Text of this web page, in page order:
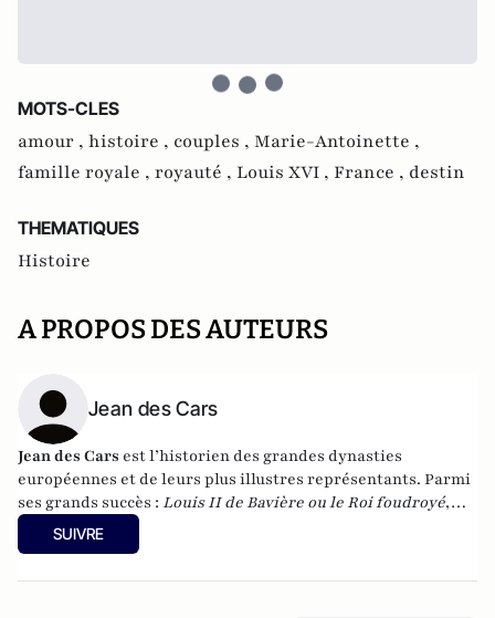
MOTS-CLES
amour , histoire , couples , Marie-Antoinette ,
famille royale , royauté , Louis XVI , France , destin
THEMATIQUES
Histoire
A PROPOS DES AUTEURS
Jean des Cars
Jean des Cars est l’historien des grandes dynasties
européennes et de leurs plus illustres représentants. Parmi
ses grands succès : Louis II de Bavière ou le Roi foudroyé,
Sissi ou la Fatalité
Habsbourg,La Saga des Windsor
SUIVRE